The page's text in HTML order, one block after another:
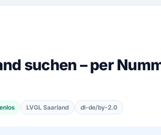
suchen – per
LVGL Saarland dl-de/by-2.0